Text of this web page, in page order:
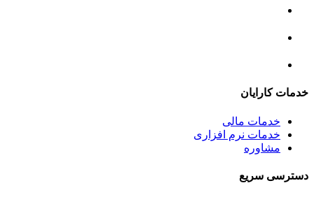
خدمات کارایان
خدمات مالی
خدمات نرم افزاری
مشاوره
دسترسی سریع